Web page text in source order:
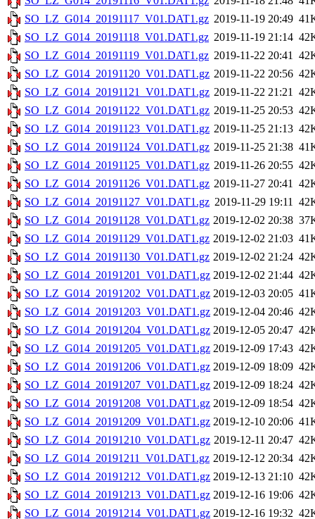
SO_LZ_G014_20191117_V01.DAT1.gz 2019-11-19 20:49
SO_LZ_G014_20191118_V01.DAT1.gz 2019-11-19 21:14
SO_LZ_G014_20191119_V01.DAT1.gz 2019-11-22 20:41
SO_LZ_G014_20191120_V01.DAT1.gz 2019-11-22 20:56
SO_LZ_G014_20191121_V01.DAT1.gz 2019-11-22 21:21
SO_LZ_G014_20191122_V01.DAT1.gz 2019-11-25 20:53
SO_LZ_G014_20191123_V01.DAT1.gz 2019-11-25 21:13
SO_LZ_G014_20191124_V01.DAT1.gz 2019-11-25 21:38
SO_LZ_G014_20191125_V01.DAT1.gz 2019-11-26 20:55
SO_LZ_G014_20191126_V01.DAT1.gz 2019-11-27 20:41
SO_LZ_G014_20191127_V01.DAT1.gz 2019-11-29 19:11
SO_LZ_G014_20191128_V01.DAT1.gz 2019-12-02 20:38
SO_LZ_G014_20191129_V01.DAT1.gz 2019-12-02 21:03
SO_LZ_G014_20191130_V01.DAT1.gz 2019-12-02 21:24
SO_LZ_G014_20191201_V01.DAT1.gz 2019-12-02 21:44
SO_LZ_G014_20191202_V01.DAT1.gz 2019-12-03 20:05
SO_LZ_G014_20191203_V01.DAT1.gz 2019-12-04 20:46
SO_LZ_G014_20191204_V01.DAT1.gz 2019-12-05 20:47
SO_LZ_G014_20191205_V01.DAT1.gz 2019-12-09 17:43
SO_LZ_G014_20191206_V01.DAT1.gz 2019-12-09 18:09
SO_LZ_G014_20191207_V01.DAT1.gz 2019-12-09 18:24
SO_LZ_G014_20191208_V01.DAT1.gz 2019-12-09 18:54
SO_LZ_G014_20191209_V01.DAT1.gz 2019-12-10 20:06
SO_LZ_G014_20191210_V01.DAT1.gz 2019-12-11 20:47
SO_LZ_G014_20191211_V01.DAT1.gz 2019-12-12 20:34
SO_LZ_G014_20191212_V01.DAT1.gz 2019-12-13 21:10
SO_LZ_G014_20191213_V01.DAT1.gz 2019-12-16 19:06
SO_LZ_G014_20191214_V01.DAT1.gz 2019-12-16 19:32